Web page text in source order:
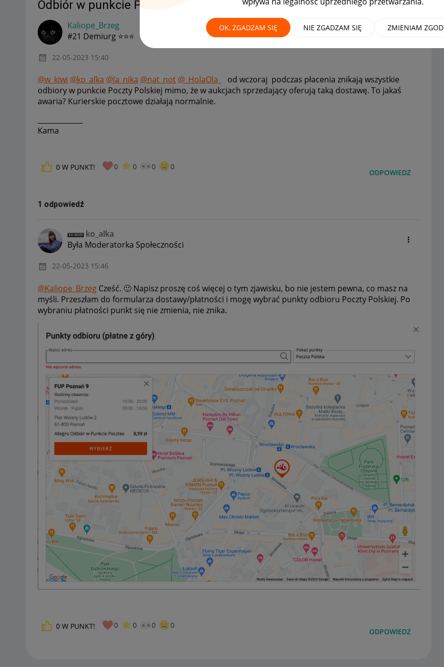
OK, ZGADZAM SIĘ NIE ZGADZAM SIĘ ZMIENIAM
Odbiór w punkcie Poczta Polska
Kaliope_Brzeg
#21 Demiurg ⭐⭐⭐
‎22-05-2023 15:40
@w_kiwi @ko_alka @la_nika @nat_not @_HolaOla_
od wczoraj podczas płacenia znikają wszystkie
odbiory w punkcie Poczty Polskiej mimo, że w aukcjach sprzedający oferują taką dostawę. To jakaś
awaria? Kurierskie pocztowe działają normalnie.
Kama
0 W PUNKT! 0 0 0 0
ODPOWIEDZ
1 odpowiedź
ko_alka
Była Moderatorka Społeczności
‎22-05-2023 15:46
@Kaliope_Brzeg Cześć. 🙂 Napisz proszę coś więcej o tym zjawisku, bo nie jestem pewna, co masz na
myśli. Przeszłam do formularza dostawy/płatności i mogę wybrać punkty odbioru Poczty Polskiej. Po
wybraniu płatności punkt się nie zmienia, nie znika.
0 W PUNKT! 0 0 0 0
ODPOWIEDZ